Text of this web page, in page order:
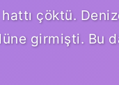
çöktü.
girmişti. Bu